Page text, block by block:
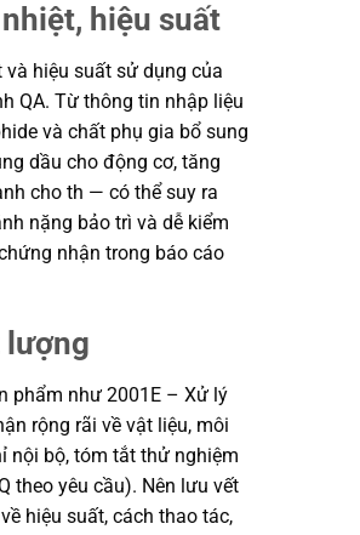
hiệu suất
hiệu suất sử dụng của
QA. Từ thông tin nhập liệu
và chất phụ gia bổ sung
dầu cho động cơ, tăng
cho th — có thể suy ra
nặng bảo trì và dễ kiểm
nhận trong báo cáo
lượng
phẩm như 2001E – Xử lý
rộng rãi về vật liệu, môi
nội bộ, tóm tắt thử nghiệm
theo yêu cầu). Nên lưu vết
hiệu suất, cách thao tác,